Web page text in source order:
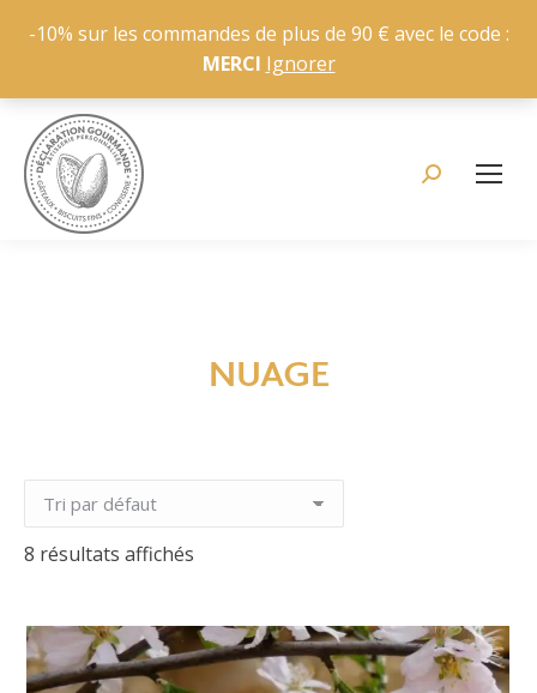
-10% sur les commandes de plus de 90 € avec le code :
MERCI Ignorer
Recherche
NUAGE
Vous êtes ici :
8 résultats affichés